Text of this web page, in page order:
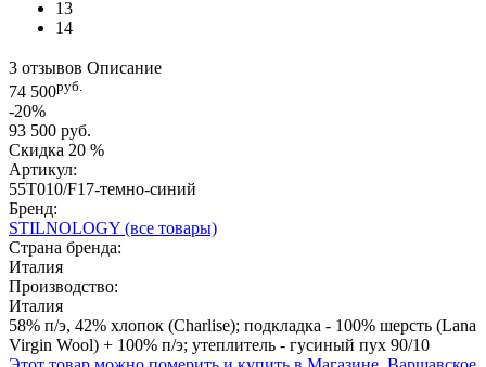
13
14
3 отзывов Описание
74 500руб.
-20%
93 500 руб.
Скидка 20 %
Артикул:
55T010/F17-темно-синий
Бренд:
STILNOLOGY (все товары)
Страна бренда:
Италия
Производство:
Италия
58% п/э, 42% хлопок (Charlise); подкладка - 100% шерсть (Lana
Virgin Wool) + 100% п/э; утеплитель - гусиный пух 90/10